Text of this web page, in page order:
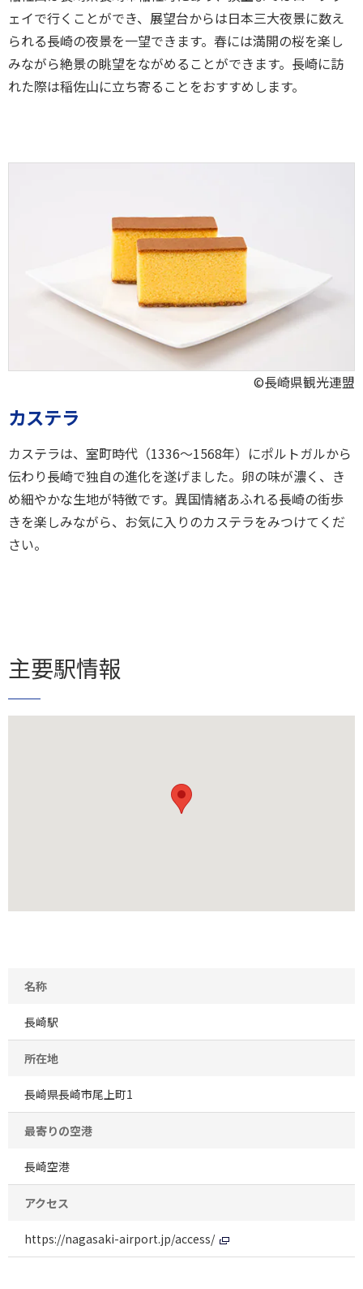
ェイで行くことができ、展望台からは日本三大夜景に数え
られる長崎の夜景を一望できます。春には満開の桜を楽し
みながら絶景の眺望をながめることができます。長崎に訪
れた際は稲佐山に立ち寄ることをおすすめします。
©長崎県観光連盟
カステラ
カステラは、室町時代（1336〜1568年）にポルトガルから
伝わり長崎で独自の進化を遂げました。卵の味が濃く、き
め細やかな生地が特徴です。異国情緒あふれる長崎の街歩
きを楽しみながら、お気に入りのカステラをみつけてくだ
さい。
主要駅情報
名称
長崎駅
所在地
長崎県長崎市尾上町1
最寄りの空港
長崎空港
アクセス
https://nagasaki-airport.jp/access/